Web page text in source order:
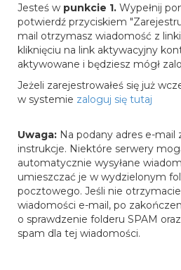
Jesteś w punkcie 1. Wypełnij
potwierdź przyciskiem
mail otrzymasz wiadomość z
kliknięciu na link aktywacyjny
aktywowane i będziesz mógł
Jeżeli zarejestrowałeś się już
w systemie zaloguj się tutaj
Uwaga: Na podany adres e-mail
instrukcje. Niektóre serwery
automatycznie wysyłane
umieszczać je w wydzielonym
pocztowego. Jeśli nie
wiadomości e-mail, po
o sprawdzenie folderu SPAM
spam dla tej wiadomości.